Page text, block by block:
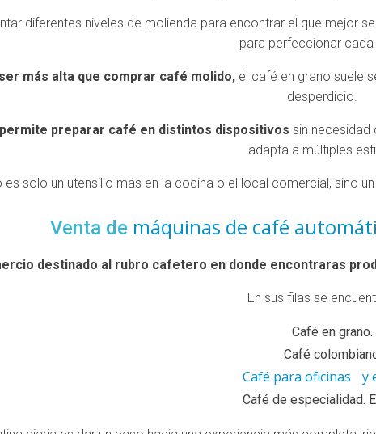
diferentes niveles de molienda para encontrar el que
para perfeccionar cada
más alta que comprar café molido,el café en grano suele
desperdicio.
preparar café en distintos dispositivos sin necesidad
adapta a múltiples
es solo un utensilio más en la cocina o el local comercial, sino
Venta de máquinas de café
destinado al rubro cafetero en donde encontraras
En sus filas se
Café en grano.
Café
Café para oficinas y
Café de especialidad.